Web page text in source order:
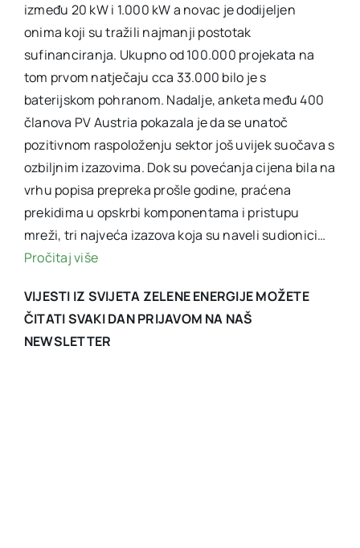
između 20 kW i 1.000 kW a novac je dodijeljen
onima koji su tražili najmanji postotak
sufinanciranja. Ukupno od 100.000 projekata na
tom prvom natječaju cca 33.000 bilo je s
baterijskom pohranom. Nadalje, anketa među 400
članova PV Austria pokazala je da se unatoč
pozitivnom raspoloženju sektor još uvijek suočava s
ozbiljnim izazovima. Dok su povećanja cijena bila na
vrhu popisa prepreka prošle godine, praćena
prekidima u opskrbi komponentama i pristupu
mreži, tri najveća izazova koja su naveli sudionici…
Pročitaj više
VIJESTI IZ SVIJETA ZELENE ENERGIJE MOŽETE
ČITATI SVAKI DAN PRIJAVOM NA NAŠ
NEWSLETTER